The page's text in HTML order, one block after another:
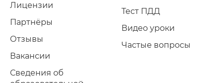
Лицензии
Партнёры
Отзывы
Вакансии
Сведения об
Тест ПДД
Видео уроки
Частые вопросы